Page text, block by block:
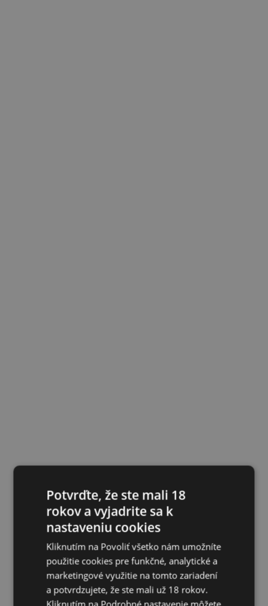
Potvrďte, že ste mali 18
rokov a vyjadrite sa k
nastaveniu cookies
Kliknutím na Povoliť všetko nám umožníte
použitie cookies pre funkčné, analytické a
marketingové využitie na tomto zariadení
a potvrdzujete, že ste mali už 18 rokov.